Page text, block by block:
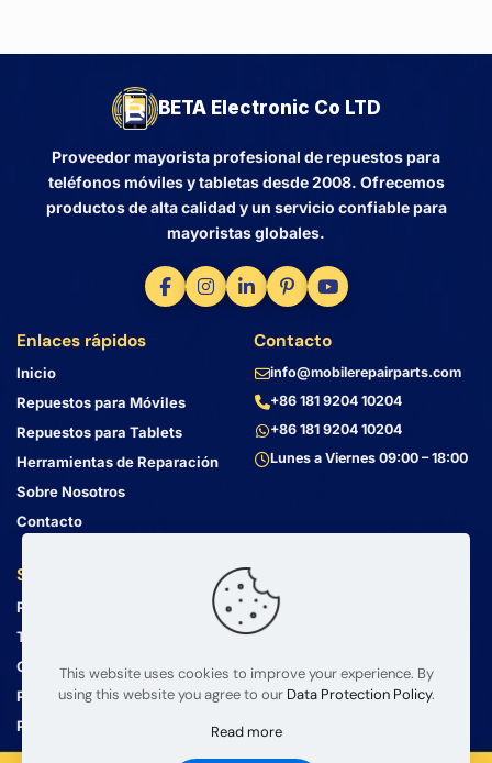
BETA Electronic Co LTD
Proveedor mayorista profesional de repuestos para
teléfonos móviles y tabletas desde 2008. Ofrecemos
productos de alta calidad y un servicio confiable para
mayoristas globales.
Enlaces rápidos
Inicio
Repuestos para Móviles
Repuestos para Tablets
Herramientas de Reparación
Sobre Nosotros
Contacto
Servicio al Cliente
Política de Privacidad
Términos y Condiciones
Guía de Envío
Política de Devolución
Preguntas Frecuentes
Contacto
info@mobilerepairparts.com
+86 181 9204 10204
+86 181 9204 10204
Lunes a Viernes 09:00 – 18:00
Dirección
Bin Jiang Xi Lu
Haizhu, Guangzhou
This website uses cookies to improve your experience. By
using this website you agree to our Data Protection Policy.
Read more